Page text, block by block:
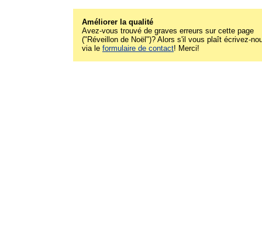
Améliorer la qualité
Avez-vous trouvé de graves erreurs sur cette page
("Réveillon de Noël")? Alors s'il vous plaît écrivez-
via le formulaire de contact! Merci!